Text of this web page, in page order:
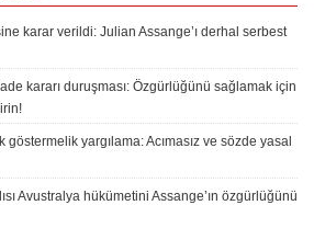
karar verildi: Julian Assange’ı derhal serbest
kararı duruşması: Özgürlüğünü sağlamak için
yargılama: Acımasız ve sözde yasal
Avustralya hükümetini Assange’ın özgürlüğünü